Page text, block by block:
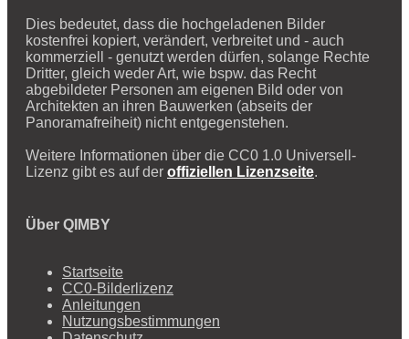
Dies bedeutet, dass die hochgeladenen Bilder
kostenfrei kopiert, verändert, verbreitet und - auch
kommerziell - genutzt werden dürfen, solange Rechte
Dritter, gleich weder Art, wie bspw. das Recht
abgebildeter Personen am eigenen Bild oder von
Architekten an ihren Bauwerken (abseits der
Panoramafreiheit) nicht entgegenstehen.
Weitere Informationen über die CC0 1.0 Universell-
Lizenz gibt es auf der offiziellen Lizenzseite.
Über QIMBY
Startseite
CC0-Bilderlizenz
Anleitungen
Nutzungsbestimmungen